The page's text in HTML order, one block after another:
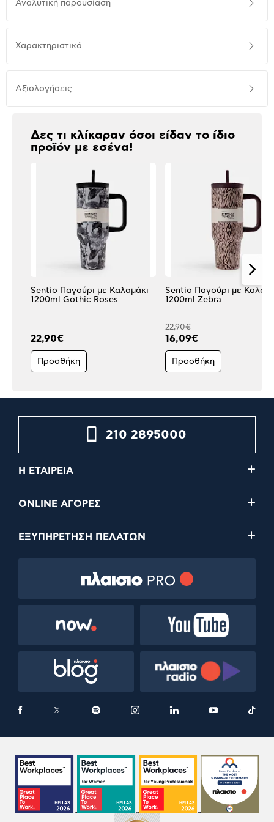
Αναλυτική παρουσίαση
Χαρακτηριστικά
Αξιολογήσεις
Δες τι κλίκαραν όσοι είδαν το ίδιο
προϊόν με εσένα!
Sentio Παγούρι με Καλαμάκι
1200ml Gothic Roses
22,90€
Προσθήκη
Sentio Παγούρι με
1200ml Zebra
22,90€
16,09€
Προσθήκη
210 2895000
Η ΕΤΑΙΡΕΙΑ
ONLINE ΑΓΟΡΕΣ
ΕΞΥΠΗΡΕΤΗΣΗ ΠΕΛΑΤΩΝ